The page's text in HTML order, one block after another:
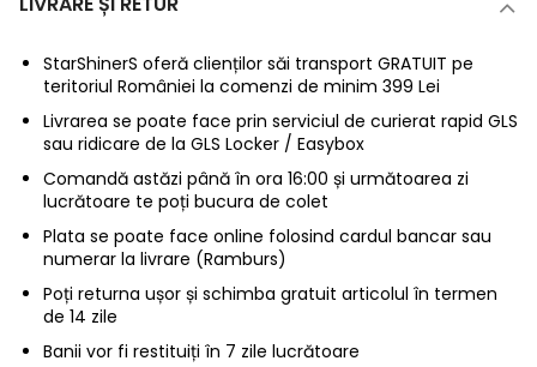
StarShinerS oferă clienților săi transport GRATUIT pe
teritoriul României la comenzi de minim 399 Lei
Livrarea se poate face prin serviciul de curierat rapid GLS
sau ridicare de la GLS Locker / Easybox
Comandă astăzi până în ora 16:00 și următoarea zi
lucrătoare te poți bucura de colet
Plata se poate face online folosind cardul bancar sau
numerar la livrare (Ramburs)
Poți returna ușor și schimba gratuit articolul în termen
de 14 zile
Banii vor fi restituiți în 7 zile lucrătoare